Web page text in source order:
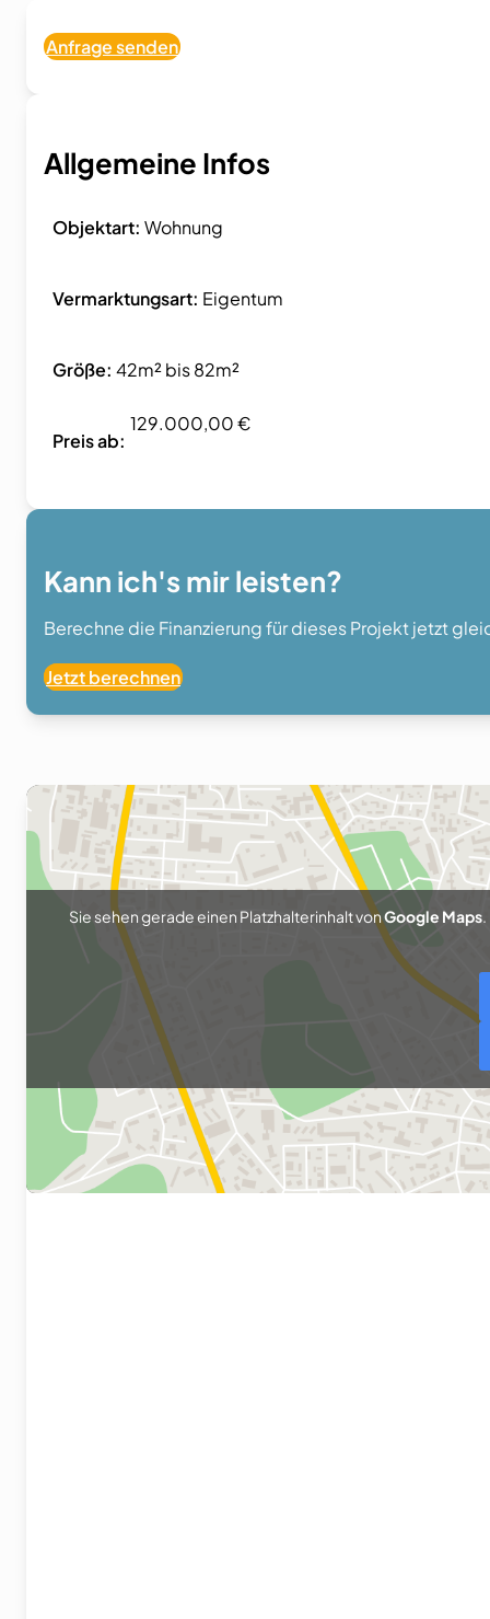
Anfrage senden
Allgemeine Infos
Objektart: Wohnung
Vermarktungsart: Eigentum
Größe: 42m² bis 82m²
Preis ab:
129.000,00 €
Kann ich's mir leisten?
Berechne die Finanzierung für dieses Projekt jetzt
Jetzt berechnen
Sie sehen gerade einen Platzhalterinhalt vonGoogle Maps